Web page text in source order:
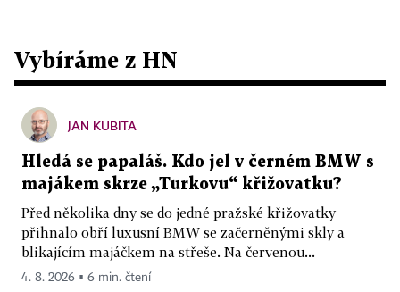
Vybíráme z HN
JAN KUBITA
Hledá se papaláš. Kdo jel v černém BMW s
majákem skrze „Turkovu“ křižovatku?
Před několika dny se do jedné pražské křižovatky
přihnalo obří luxusní BMW se začerněnými skly a
blikajícím majáčkem na střeše. Na červenou...
4. 8. 2026 ▪ 6 min. čtení